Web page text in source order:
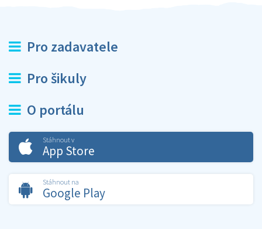
Pro zadavatele
Pro šikuly
O portálu
Stáhnout v
App Store
Stáhnout na
Google Play